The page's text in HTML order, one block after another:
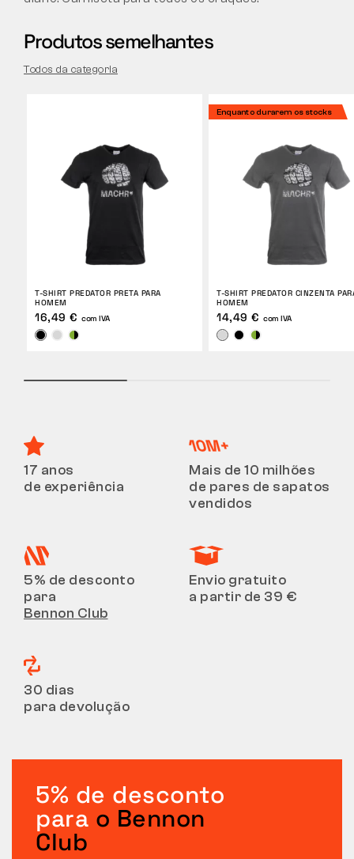
Produtos semelhantes
Todos da categoria
T-SHIRT PREDATOR PRETA PARA
HOMEM
16,49 € com IVA
Enquanto durarem os stocks
T-SHIRT PREDATOR CINZENTA
HOMEM
14,49 € com IVA
17 anos
de experiência
Mais de 10 milhões
de pares de sapatos
vendidos
5% de desconto
para
Bennon Club
Envio gratuito
a partir de 39 €
30 dias
para devolução
5% de desconto
para o Bennon
Club